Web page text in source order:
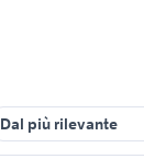
Dal più rilevante